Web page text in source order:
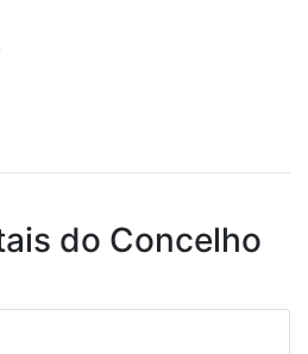
do Concelho